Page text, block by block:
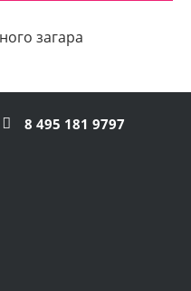
загара
8 495 181 9797